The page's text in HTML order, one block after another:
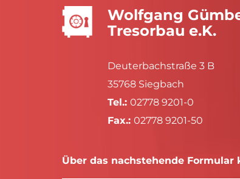
Wolfgang
Tresorbau e.K.
Deuterbachstraße 3 B
35768 Siegbach
Tel.: 02778 9201-0
Fax.: 02778 9201-50
Über das nachstehende